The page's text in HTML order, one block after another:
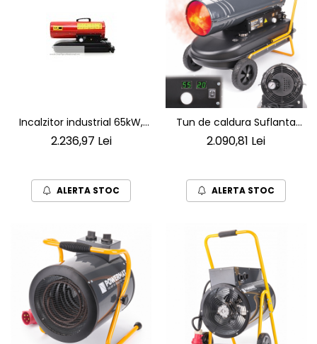
Incalzitor industrial 65kW,
1200m³/h
2.236,97 Lei
ALERTA STOC
Tun de caldura Suflanta
incalzitor cu motorina
2.090,81 Lei
ALERTA STOC